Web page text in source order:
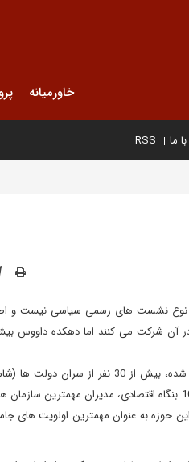
خاورمیانه
ما RSS
نوع نشست های رسمی سیاسی نیست و
در آن شرکت می کنند اما دهکده داووس
درنشست سالیانه مجمع جهانی اقتصاد 2011 که تحت عنوان «ارزش های مشترک برای واقعیت جدید» نام گذاری شده، بیش از 30 نفر از
سران کشورهای گروه 20 و سایر کشورهای کلیدی درگیر در بحران اقتصادی 2008 و 2009)، مدیران ارشد بیش از1000 بنگاه اقتصادی، مدیران مهمترین
زیست محیطی و ... به نمایندگی از 1200 متخصص فعال در این حوزه به عنوان مهمترین اولویت